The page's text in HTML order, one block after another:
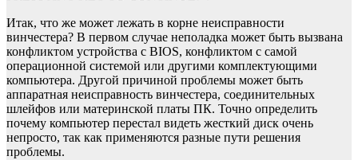
Итак, что же может лежать в корне неисправности
винчестера? В первом случае неполадка может быть вызвана
конфликтом устройства с BIOS, конфликтом с самой
операционной системой или другими комплектующими
компьютера. Другой причиной проблемы может быть
аппаратная неисправность винчестера, соединительных
шлейфов или материнской платы ПК. Точно определить
почему компьютер перестал видеть жесткий диск очень
непросто, так как применяются разные пути решения
проблемы.